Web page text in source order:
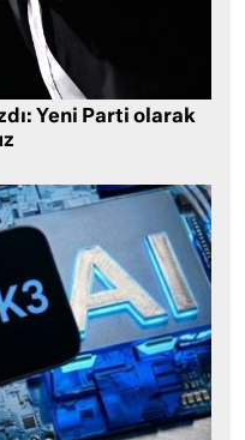
Yeni Parti olarak